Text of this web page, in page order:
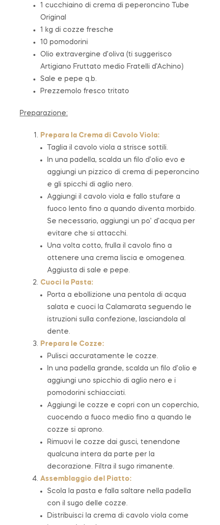
1 cucchiaino di crema di peperoncino Tube
Original
1 kg di cozze fresche
10 pomodorini
Olio extravergine d’oliva (ti suggerisco
Artigiano Fruttato medio Fratelli d’Achino)
Sale e pepe q.b.
Prezzemolo fresco tritato
Preparazione:
Prepara la Crema di Cavolo Viola:
Taglia il cavolo viola a strisce sottili.
In una padella, scalda un filo d’olio evo e
aggiungi un pizzico di crema di peperoncino
e gli spicchi di aglio nero.
Aggiungi il cavolo viola e fallo stufare a
fuoco lento fino a quando diventa morbido.
Se necessario, aggiungi un po’ d’acqua per
evitare che si attacchi.
Una volta cotto, frulla il cavolo fino a
ottenere una crema liscia e omogenea.
Aggiusta di sale e pepe.
Cuoci la Pasta:
Porta a ebollizione una pentola di acqua
salata e cuoci la Calamarata seguendo le
istruzioni sulla confezione, lasciandola al
dente.
Prepara le Cozze:
Pulisci accuratamente le cozze.
In una padella grande, scalda un filo d’olio e
aggiungi uno spicchio di aglio nero e i
pomodorini schiacciati.
Aggiungi le cozze e copri con un coperchio,
cuocendo a fuoco medio fino a quando le
cozze si aprono.
Rimuovi le cozze dai gusci, tenendone
qualcuna intera da parte per la
decorazione. Filtra il sugo rimanente.
Assemblaggio del Piatto:
Scola la pasta e falla saltare nella padella
con il sugo delle cozze.
Distribuisci la crema di cavolo viola come